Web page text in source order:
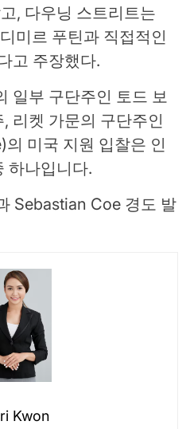
, 다우닝 스트리트는
미르 푸틴과 직접적인
고 주장했다.
일부 구단주인 토드 보
리켓 가문의 구단주인
미국 지원 입찰은 인
하나입니다.
Sebastian Coe 경도 발
Kwon